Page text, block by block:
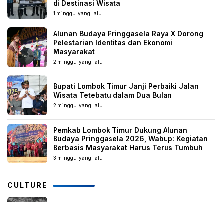
di Destinasi Wisata
1 minggu yang lalu
Alunan Budaya Pringgasela Raya X Dorong
Pelestarian Identitas dan Ekonomi
Masyarakat
2 minggu yang lalu
Bupati Lombok Timur Janji Perbaiki Jalan
Wisata Tetebatu dalam Dua Bulan
2 minggu yang lalu
Pemkab Lombok Timur Dukung Alunan
Budaya Pringgasela 2026, Wabup: Kegiatan
Berbasis Masyarakat Harus Terus Tumbuh
3 minggu yang lalu
CULTURE